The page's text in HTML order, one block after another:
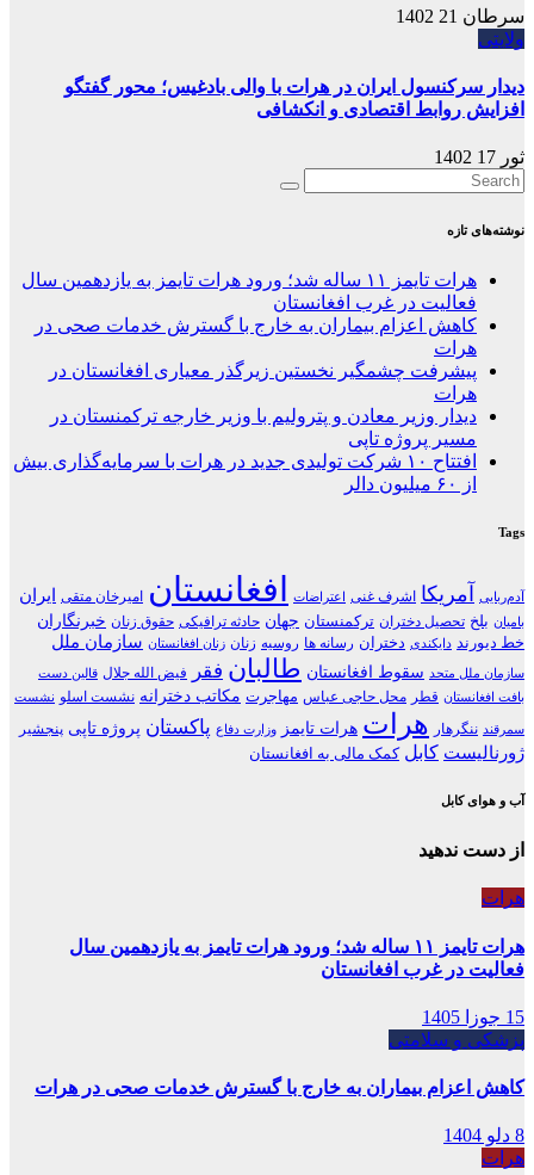
سرطان 21 1402
ولایتی
دیدار سرکنسول ایران در هرات با والی بادغیس؛ محور گفتگو
افزایش روابط اقتصادی و انکشافی
ثور 17 1402
نوشته‌های تازه
هرات تایمز ۱۱ ساله شد؛ ورود هرات تایمز به یازدهمین سال
فعالیت در غرب افغانستان
کاهش اعزام بیماران به خارج با گسترش خدمات صحی در
هرات
پیشرفت چشمگیر نخستین زیرگذر معیاری افغانستان در
هرات
دیدار وزیر معادن و پترولیم با وزیر خارجه ترکمنستان در
مسیر پروژه تاپی
افتتاح ۱۰ شرکت تولیدی جدید در هرات با سرمایه‌گذاری بیش
از ۶۰ میلیون دالر
Tags
آدم‌ربایی آمریکا اشرف غنی اعتراضات افغانستان امیرخان متقی ایران
بامیان بلخ تحصیل دختران ترکمنستان جهان حادثه ترافیکی حقوق زنان خبرنگاران
خط دیورند دایکندی دختران رسانه ها روسیه زنان زنان افغانستان سازمان ملل
سازمان ملل متحد سقوط افغانستان طالبان فقر فیض الله جلال قالین دست
بافت افغانستان قطر محل حاجی عباس مهاجرت مکاتب دخترانه نشست اسلو نشست
سمرقند ننگرهار هرات هرات تایمز وزارت دفاع پاکستان پروژه تاپی پنجشیر
ژورنالیست کابل کمک مالی به افغانستان
آب و هوای کابل
از دست ندهید
هرات
هرات تایمز ۱۱ ساله شد؛ ورود هرات تایمز به یازدهمین سال
فعالیت در غرب افغانستان
15 جوزا 1405
پزشکی و سلامتی
کاهش اعزام بیماران به خارج با گسترش خدمات صحی در هرات
8 دلو 1404
هرات